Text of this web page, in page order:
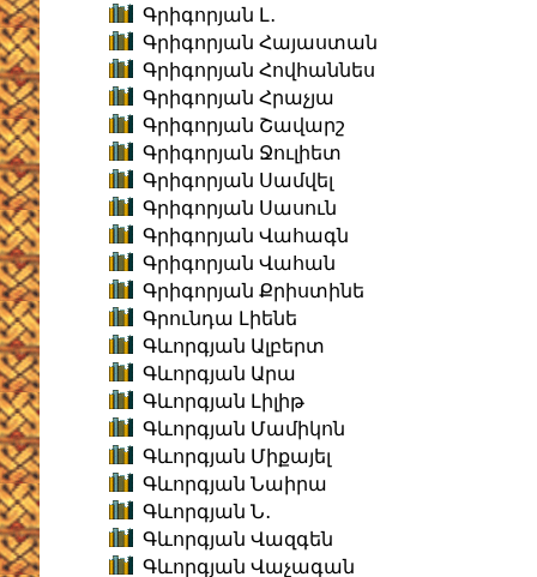
Գրիգորյան Լ․
Գրիգորյան Հայաստան
Գրիգորյան Հովհաննես
Գրիգորյան Հրաչյա
Գրիգորյան Շավարշ
Գրիգորյան Ջուլիետ
Գրիգորյան Սամվել
Գրիգորյան Սասուն
Գրիգորյան Վահագն
Գրիգորյան Վահան
Գրիգորյան Քրիստինե
Գրունդա Լիենե
Գևորգյան Ալբերտ
Գևորգյան Արա
Գևորգյան Լիլիթ
Գևորգյան Մամիկոն
Գևորգյան Միքայել
Գևորգյան Նաիրա
Գևորգյան Ն․
Գևորգյան Վազգեն
Գևորգյան Վաչագան